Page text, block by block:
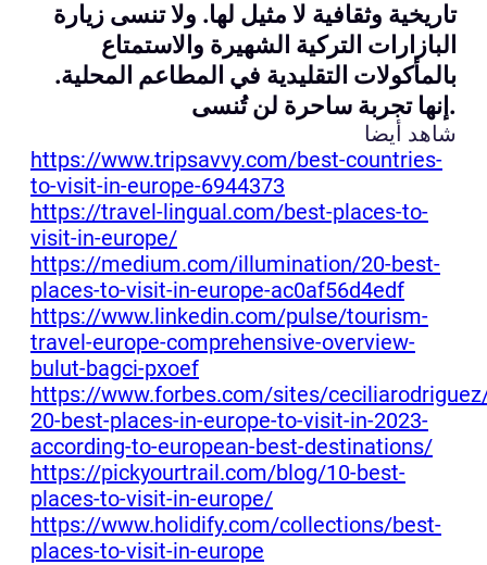
تاريخية وثقافية لا مثيل لها. ولا تنسى زيارة
البازارات التركية الشهيرة والاستمتاع
بالمأكولات التقليدية في المطاعم المحلية.
إنها تجربة ساحرة لن تُنسى.
شاهد أيضا
https://www.tripsavvy.com/best-countries-
to-visit-in-europe-6944373
https://travel-lingual.com/best-places-to-
visit-in-europe/
https://medium.com/illumination/20-best-
places-to-visit-in-europe-ac0af56d4edf
https://www.linkedin.com/pulse/tourism-
travel-europe-comprehensive-overview-
bulut-bagci-pxoef
https://www.forbes.com/sites/
20-best-places-in-europe-to-visit-in-2023-
according-to-european-best-destinations/
https://pickyourtrail.com/blog/10-best-
places-to-visit-in-europe/
https://www.holidify.com/collections/best-
places-to-visit-in-europe